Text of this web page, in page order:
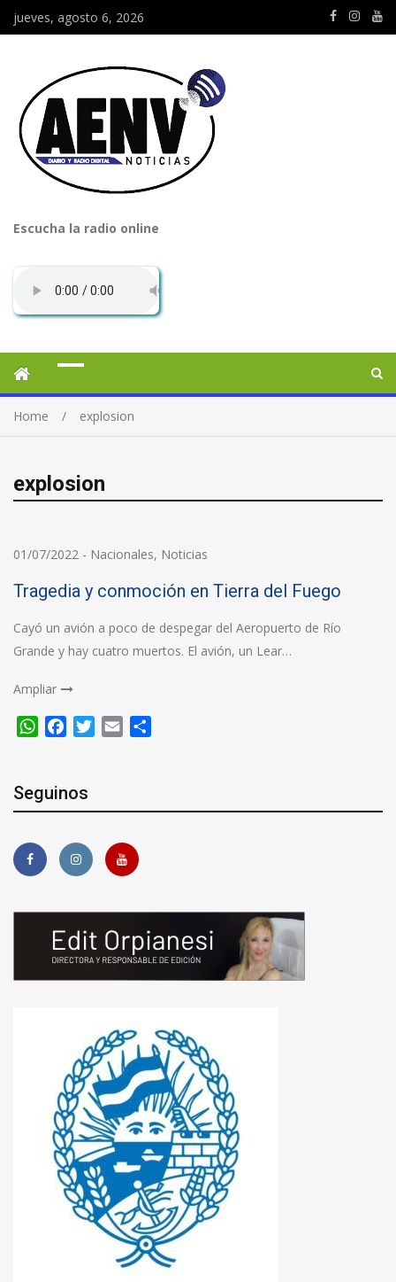
jueves, agosto 6, 2026
Escucha la radio online
Home explosion
explosion
01/07/2022 - Nacionales, Noticias
Tragedia y conmoción en Tierra del Fuego
Cayó un avión a poco de despegar del Aeropuerto de Río
Grande y hay cuatro muertos. El avión, un Lear…
Ampliar
WhatsApp
FacebookTwitter
Email
Seguinos